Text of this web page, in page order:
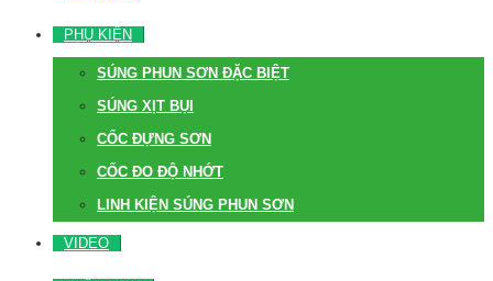
PHỤ KIỆN
SÚNG PHUN SƠN ĐẶC BIỆT
SÚNG XỊT BỤI
CỐC ĐỰNG SƠN
CỐC ĐO ĐỘ NHỚT
LINH KIỆN SÚNG PHUN SƠN
VIDEO